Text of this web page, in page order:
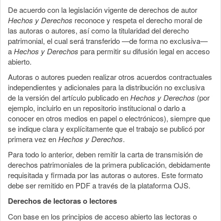
De acuerdo con la legislación vigente de derechos de autor
Hechos y Derechos reconoce y respeta el derecho moral de
las autoras o autores, así como la titularidad del derecho
patrimonial, el cual será transferido —de forma no exclusiva—
aHechos y Derechos para permitir su difusión legal en acceso
abierto.
Autoras o autores pueden realizar otros acuerdos contractuales
independientes y adicionales para la distribución no exclusiva
de la versión del artículo publicado enHechos y Derechos (por
ejemplo, incluirlo en un repositorio institucional o darlo a
conocer en otros medios en papel o electrónicos), siempre que
se indique clara y explícitamente que el trabajo se publicó por
primera vez enHechos y Derechos.
Para todo lo anterior, deben remitir la carta de transmisión de
derechos patrimoniales de la primera publicación, debidamente
requisitada y firmada por las autoras o autores. Este formato
debe ser remitido en PDF a través de la plataforma OJS.
Derechos de lectoras o lectores
Con base en los principios de acceso abierto las lectoras o